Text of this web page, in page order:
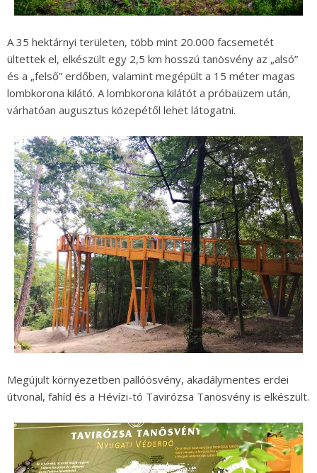
A 35 hektárnyi területen, több mint 20.000 facsemetét
ültettek el, elkészült egy 2,5 km hosszú tanösvény az „alsó”
és a „felső” erdőben, valamint megépült a 15 méter magas
lombkorona kilátó. A lombkorona kilátót a próbaüzem után,
várhatóan augusztus közepétől lehet látogatni.
Megújult környezetben pallóösvény, akadálymentes erdei
útvonal, fahíd és a Hévízi-tó Tavirózsa Tanösvény is elkészült.